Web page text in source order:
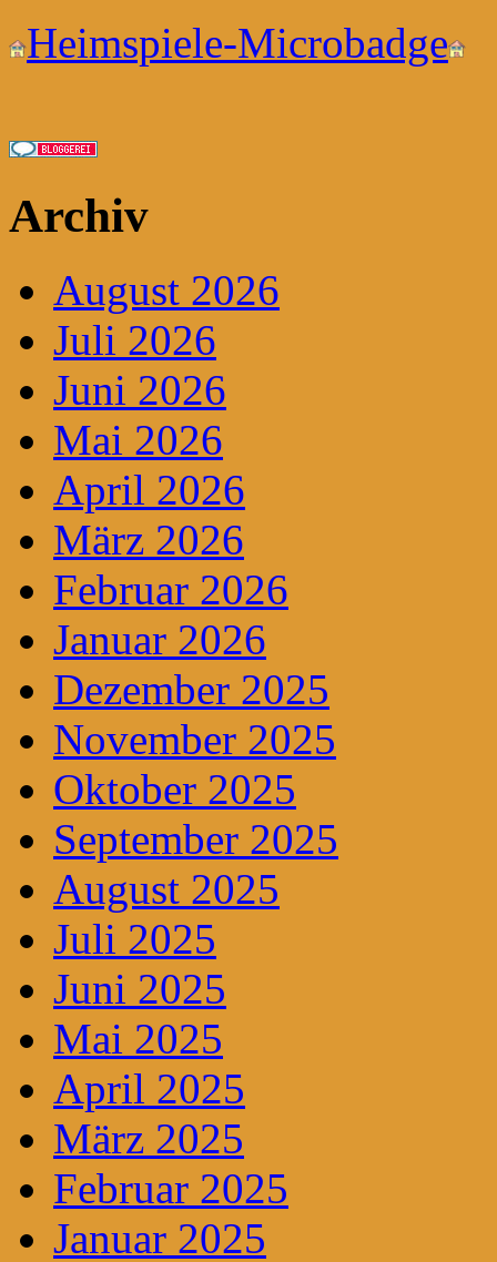
Heimspiele-Microbadge
Archiv
August 2026
Juli 2026
Juni 2026
Mai 2026
April 2026
März 2026
Februar 2026
Januar 2026
Dezember 2025
November 2025
Oktober 2025
September 2025
August 2025
Juli 2025
Juni 2025
Mai 2025
April 2025
März 2025
Februar 2025
Januar 2025